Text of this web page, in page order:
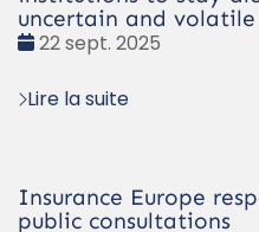
uncertain and
Date
22 sept. 2025
Lire la suite
Insurance Europe
public consultations